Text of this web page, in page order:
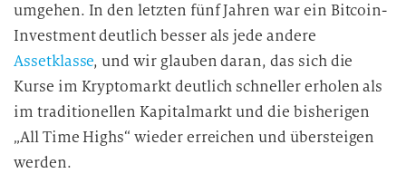
umgehen. In den letzten fünf Jahren war ein Bitcoin-
Investment deutlich besser als jede andere
Assetklasse, und wir glauben daran, das sich die
Kurse im Kryptomarkt deutlich schneller erholen als
im traditionellen Kapitalmarkt und die bisherigen
„All Time Highs“ wieder erreichen und übersteigen
werden.